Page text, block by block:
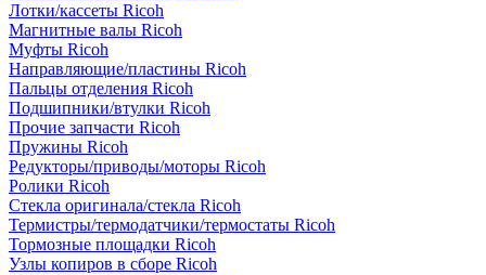
Лотки/кассеты Ricoh
Магнитные валы Ricoh
Муфты Ricoh
Направляющие/пластины Ricoh
Пальцы отделения Ricoh
Подшипники/втулки Ricoh
Прочие запчасти Ricoh
Пружины Ricoh
Редукторы/приводы/моторы Ricoh
Ролики Ricoh
Стекла оригинала/стекла Ricoh
Термистры/термодатчики/термостаты Ricoh
Тормозные площадки Ricoh
Узлы копиров в сборе Ricoh